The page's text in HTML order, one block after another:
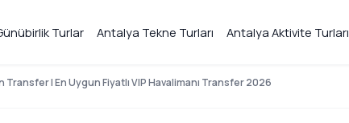
Turlar Antalya Tekne Turları Antalya Aktivite Turları
Transfer | En Uygun Fiyatlı VIP Havalimanı Transfer 2026